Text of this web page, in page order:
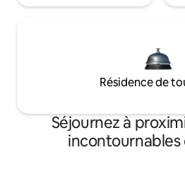
Résidence de
Séjournez à
incontournables